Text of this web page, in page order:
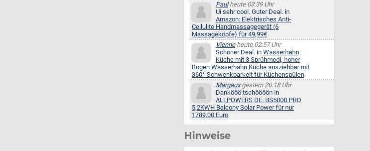
Paulheute 03:39 Uhr
Ui sehr cool. Guter Deal. in
Amazon: Elektrisches Anti-
Cellulite Handmassagegerät (6
Massageköpfe) für 49,99€
Vienneheute 02:57 Uhr
Schöner Deal. in Wasserhahn
Küche mit 3 Sprühmodi, hoher
Bogen Wasserhahn Küche ausziehbar mit
360°-Schwenkbarkeit für Küchenspülen
Margauxgestern 20:18 Uhr
Dankööö tschöööön in
ALLPOWERS DE: BS5000 PRO
5,2KWH Balcony Solar Power für nur
1789,00 Euro
Hinweise